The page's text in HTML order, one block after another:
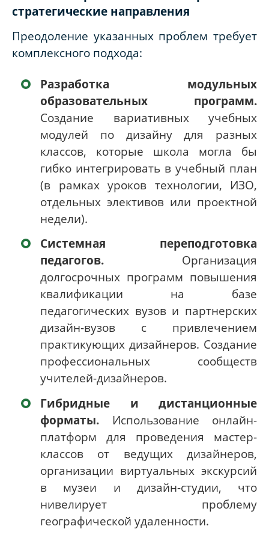
стратегические направления
Преодоление указанных проблем требует
комплексного подхода:
Разработка модульных
образовательных программ.
Создание вариативных учебных
модулей по дизайну для разных
классов, которые школа могла бы
гибко интегрировать в учебный план
(в рамках уроков технологии, ИЗО,
отдельных элективов или проектной
недели).
Системная переподготовка
педагогов. Организация
долгосрочных программ повышения
квалификации на базе
педагогических вузов и партнерских
дизайн-вузов с привлечением
практикующих дизайнеров. Создание
профессиональных сообществ
учителей-дизайнеров.
Гибридные и дистанционные
форматы. Использование онлайн-
платформ для проведения мастер-
классов от ведущих дизайнеров,
организации виртуальных экскурсий
в музеи и дизайн-студии, что
нивелирует проблему
географической удаленности.